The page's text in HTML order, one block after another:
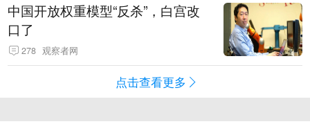
中国开放权重模型“反杀”，白宫改
口了
278 观察者网
点击查看更多